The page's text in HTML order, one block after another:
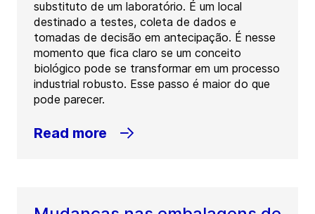
substituto de um laboratório. É um local
destinado a testes, coleta de dados e
tomadas de decisão em antecipação. É nesse
momento que fica claro se um conceito
biológico pode se transformar em um processo
industrial robusto. Esse passo é maior do que
pode parecer.
Read more